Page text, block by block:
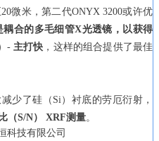
20微米，第二代ONYX 3200或许优
耦合的多毛细管X光透镜，以获得
- 主打快 ，这样的组合提供了最佳
少了硅（Si）衬底的劳厄衍射，
（S/N） XRF测量。